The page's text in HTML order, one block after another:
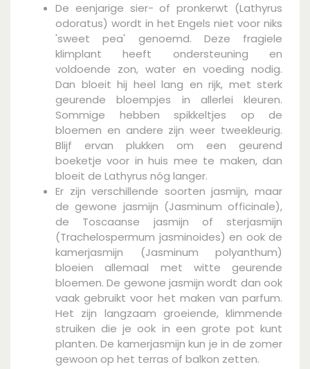
De eenjarige sier- of pronkerwt (Lathyrus
odoratus) wordt in het Engels niet voor niks
'sweet pea' genoemd. Deze fragiele
klimplant heeft ondersteuning en
voldoende zon, water en voeding nodig.
Dan bloeit hij heel lang en rijk, met sterk
geurende bloempjes in allerlei kleuren.
Sommige hebben spikkeltjes op de
bloemen en andere zijn weer tweekleurig.
Blijf ervan plukken om een geurend
boeketje voor in huis mee te maken, dan
bloeit de Lathyrus nóg langer.
Er zijn verschillende soorten jasmijn, maar
de gewone jasmijn (Jasminum officinale),
de Toscaanse jasmijn of sterjasmijn
(Trachelospermum jasminoides) en ook de
kamerjasmijn (Jasminum polyanthum)
bloeien allemaal met witte geurende
bloemen. De gewone jasmijn wordt dan ook
vaak gebruikt voor het maken van parfum.
Het zijn langzaam groeiende, klimmende
struiken die je ook in een grote pot kunt
planten. De kamerjasmijn kun je in de zomer
gewoon op het terras of balkon zetten.